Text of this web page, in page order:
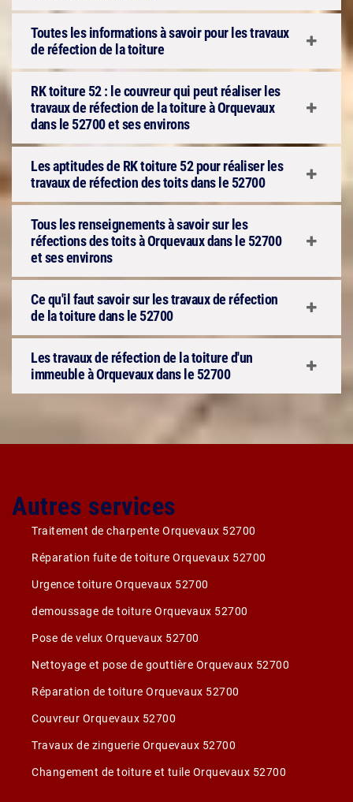
Toutes les informations à savoir pour les travaux
de réfection de la toiture
RK toiture 52 : le couvreur qui peut réaliser les
travaux de réfection de la toiture à Orquevaux
dans le 52700 et ses environs
Les aptitudes de RK toiture 52 pour réaliser les
travaux de réfection des toits dans le 52700
Tous les renseignements à savoir sur les
réfections des toits à Orquevaux dans le 52700
et ses environs
Ce qu'il faut savoir sur les travaux de réfection
de la toiture dans le 52700
Les travaux de réfection de la toiture d'un
immeuble à Orquevaux dans le 52700
Autres services
Traitement de charpente Orquevaux 52700
Réparation fuite de toiture Orquevaux 52700
Urgence toiture Orquevaux 52700
demoussage de toiture Orquevaux 52700
Pose de velux Orquevaux 52700
Nettoyage et pose de gouttière Orquevaux 52700
Réparation de toiture Orquevaux 52700
Couvreur Orquevaux 52700
Travaux de zinguerie Orquevaux 52700
Changement de toiture et tuile Orquevaux 52700